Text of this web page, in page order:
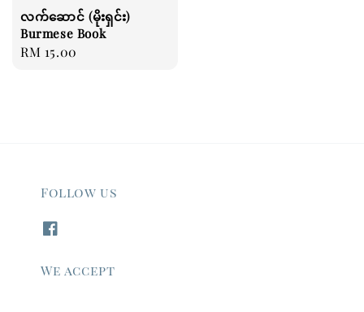
လက်ဆောင် (မိုးရှင်း)
Burmese Book
Regular
RM 15.00
Follow us
We accept